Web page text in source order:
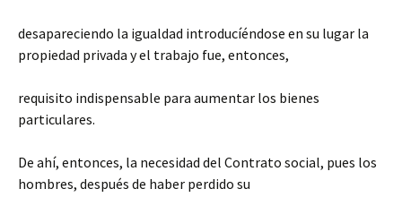
desapareciendo la igualdad introducíéndose en su lugar la
propiedad privada y el trabajo fue, entonces,
requisito indispensable para aumentar los bienes
particulares.
De ahí, entonces, la necesidad del Contrato social, pues los
hombres, después de haber perdido su